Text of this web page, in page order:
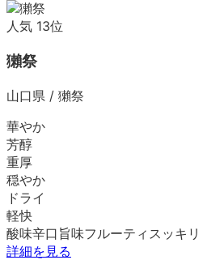
人気 13位
獺祭
山口県 / 獺祭
華やか
芳醇
重厚
穏やか
ドライ
軽快
酸味辛口 旨味フルーティ スッキリ
詳細を見る